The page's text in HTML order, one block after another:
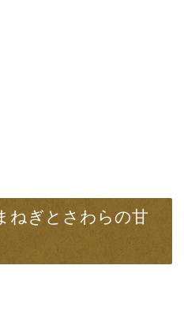
ねぎとさわらの甘